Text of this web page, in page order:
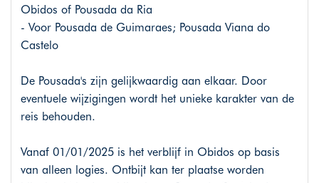
Obidos of Pousada da Ria
- Voor Pousada de Guimaraes; Pousada Viana do
Castelo
De Pousada's zijn gelijkwaardig aan elkaar. Door
eventuele wijzigingen wordt het unieke karakter van de
reis behouden.
Vanaf 01/01/2025 is het verblijf in Obidos op basis
van alleen logies. Ontbijt kan ter plaatse worden